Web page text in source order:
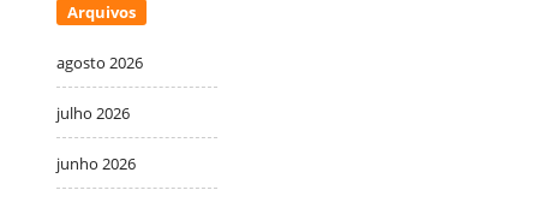
Arquivos
agosto 2026
julho 2026
junho 2026